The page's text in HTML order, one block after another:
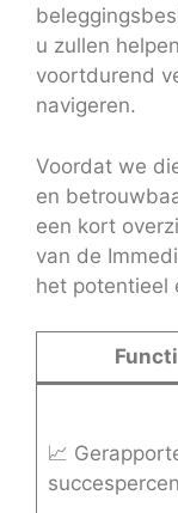
u zullen
voortdurend
navigeren.
Voordat we
en
een kort
van de
het potentieel
📈